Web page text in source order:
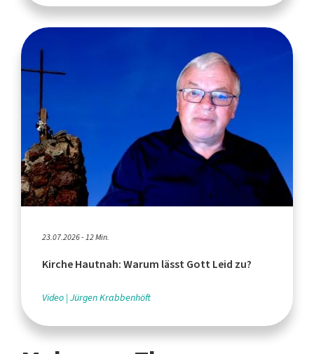
23.07.2026 - 12 Min.
Kirche Hautnah: Warum lässt Gott Leid zu?
Video Jürgen Krabbenhöft